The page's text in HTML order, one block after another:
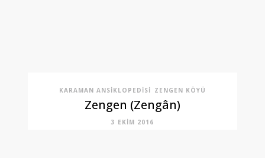
KARAMAN ANSIKLOPEDISI ZENGEN KÖYÜ
Zengen (Zengân)
3 EKIM 2016